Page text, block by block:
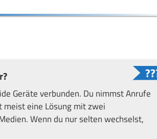
Geräte verbunden. Du nimmst Anrufe
meist eine Lösung mit zwei
Wenn du nur selten wechselst,